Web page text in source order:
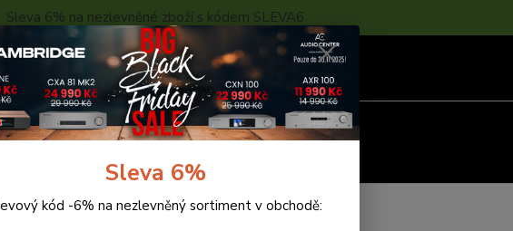
Sleva 6% na nezlevněné zboží s kódem SLEVA6
O NÁS
POPTÁVKA ZBOŽÍ - KALKULACE
Hledat
Audioquest Tower RR RCA-RCA (2m)
Sleva 6%
kód -6% na nezlevněný sortiment v obchodě: